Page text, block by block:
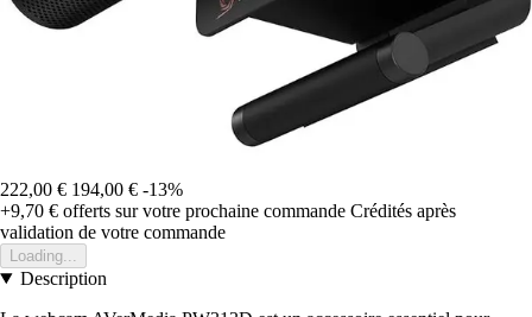
222,00 € 194,00 € -13%
+9,70 € offerts sur votre prochaine commande Crédités après
validation de votre commande
Loading...
Description